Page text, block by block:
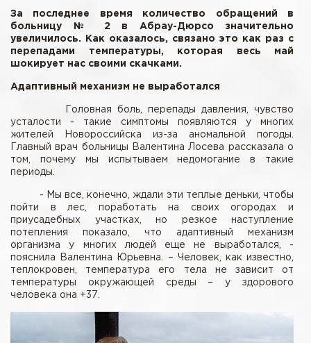
За последнее время количество обращений в
больницу № 2 в Абрау-Дюрсо значительно
увеличилось. Как оказалось, связано это как раз с
перепадами температуры, которая весь май
шокирует нас своими скачками.
Адаптивный механизм не выработался
Головная боль, перепады давления, чувство
усталости - такие симптомы появляются у многих
жителей Новороссийска из-за аномальной погоды.
Главный врач больницы Валентина Лосева рассказала о
том, почему мы испытываем недомогание в такие
периоды.
- Мы все, конечно, ждали эти теплые деньки, чтобы
пойти в лес, поработать на своих огородах и
приусадебных участках, но резкое наступление
потепления показало, что адаптивный механизм
организма у многих людей еще не выработался, -
пояснила Валентина Юрьевна. – Человек, как известно,
теплокровен, температура его тела не зависит от
температуры окружающей среды – у здорового
человека она +37.